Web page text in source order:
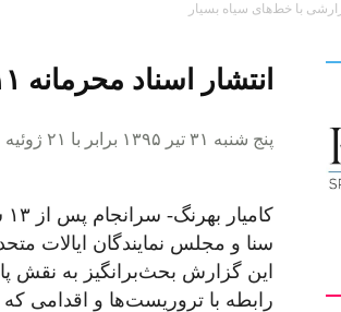
لندن
انتشار اسناد محرمانه ۱۱ سپتامبر؛ گزارشی با خط‌های سیاه بسیار
پنج شنبه ۳۱ تیر ۱۳۹۵ برابر با ۲۱ ژوئیه ۲۰۱۶
این گزارش بحث‌برانگیز به
رابطه با تروریست‌ها و اقدامی که جان نزدیک به ۳ هزار